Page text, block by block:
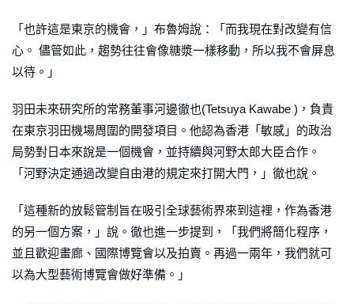
「也許這是東京的機會，」布魯姆說：「而我現在對改變有信
心。 儘管如此，趨勢往往會像糖漿一樣移動，所以我不會屏息
以待。」
羽田未來研究所的常務董事河邊徹也(Tetsuya Kawabe )，負責
在東京羽田機場周圍的開發項目。他認為香港「敏感」的政治
局勢對日本來說是一個機會，並持續與河野太郎大臣合作。
「河野決定通過改變自由港的規定來打開大門，」徹也說。
「這種新的放鬆管制旨在吸引全球藝術界來到這裡，作為香港
的另一個方案，」說。徹也進一步提到，「我們將簡化程序，
並且歡迎畫廊、國際博覽會以及拍賣。再過一兩年，我們就可
以為大型藝術博覽會做好準備。」